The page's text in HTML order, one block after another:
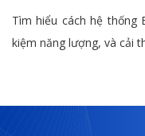
Tìm hiểu cách hệ thống
kiệm năng lượng, và cải